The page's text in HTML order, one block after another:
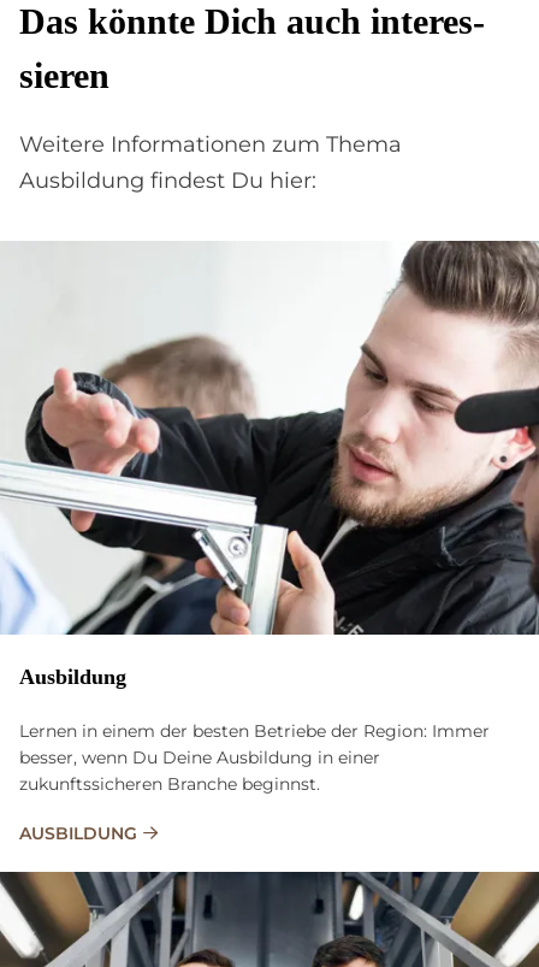
Das könn­te Dich auch in­ter­es­
sie­ren
Weitere Informationen zum Thema
Ausbildung findest Du hier:
Ausbildung
Lernen in einem der besten Betriebe der Region: Immer
besser, wenn Du Deine Ausbildung in einer
zukunftssicheren Branche beginnst.
AUSBILDUNG